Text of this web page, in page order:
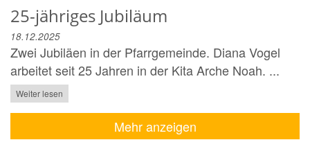
25-jähriges Jubiläum
18.12.2025
Zwei Jubiläen in der Pfarrgemeinde. Diana Vogel
arbeitet seit 25 Jahren in der Kita Arche Noah. ...
Weiter lesen
Mehr anzeigen